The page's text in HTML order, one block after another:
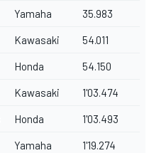
Yamaha 35.983
Kawasaki 54.011
Honda 54.150
Kawasaki 1'03.474
Honda 1'03.493
Yamaha 1'19.274